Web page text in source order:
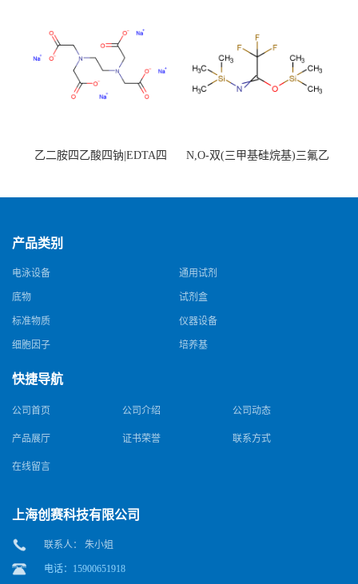
乙二胺四乙酸四钠|EDTA四
N,O-双(三甲基硅烷基)三氟乙
产品类别
电泳设备 通用试剂
底物 试剂盒
标准物质 仪器设备
细胞因子 培养基
快捷导航
公司首页 公司介绍 公司动态
产品展厅 证书荣誉 联系方式
在线留言
上海创赛科技有限公司
联系人： 朱小姐
电话：15900651918